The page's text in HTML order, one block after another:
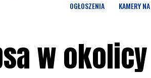
OGŁOSZENIA KAMERY
w